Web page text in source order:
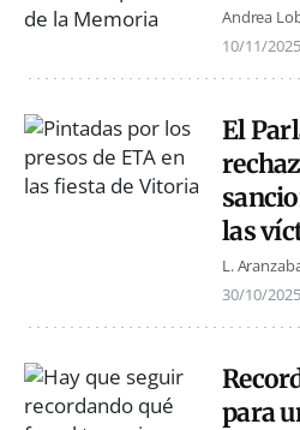
Andrea
10/11/2025
El
las
L.
30/10/2025
para